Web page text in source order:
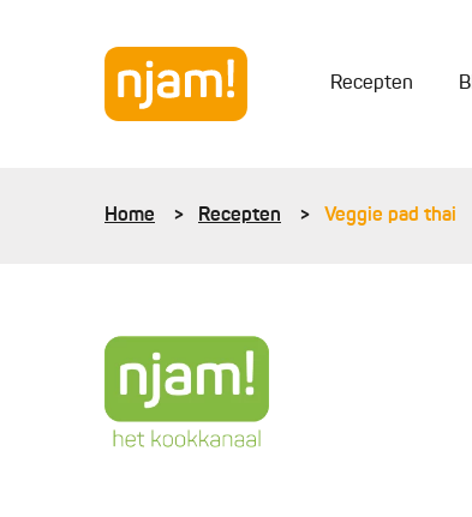
Recepten
Home Recepten Veggie pad thai